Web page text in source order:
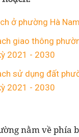
ở phường Hà
giao thông
2021 - 2030
sử dụng đất
2021 - 2030
nằm về phía